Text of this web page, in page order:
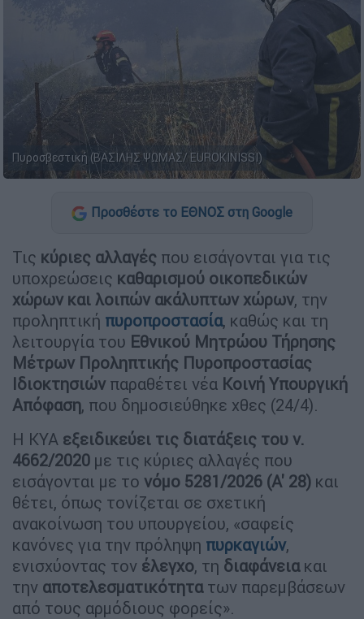
Πυροσβεστική (ΒΑΣΙΛΗΣ ΨΩΜΑΣ/ EUROKINISSI)
Προσθέστε το ΕΘΝΟΣ στη Google
Τις κύριες αλλαγές που εισάγονται για τις
υποχρεώσεις καθαρισμού οικοπεδικών
χώρων και λοιπών ακάλυπτων χώρων, την
προληπτική πυροπροστασία, καθώς και τη
λειτουργία του Εθνικού Μητρώου Τήρησης
Μέτρων Προληπτικής Πυροπροστασίας
Ιδιοκτησιών παραθέτει νέα Κοινή Υπουργική
Απόφαση, που δημοσιεύθηκε χθες (24/4).
Η ΚΥΑ εξειδικεύει τις διατάξεις του ν.
4662/2020 με τις κύριες αλλαγές που
εισάγονται με το νόμο 5281/2026 (Α' 28) και
θέτει, όπως τονίζεται σε σχετική
ανακοίνωση του υπουργείου, «σαφείς
κανόνες για την πρόληψη πυρκαγιών,
ενισχύοντας τον έλεγχο, τη διαφάνειακαι
την αποτελεσματικότητατων παρεμβάσεων
από τους αρμόδιους φορείς».